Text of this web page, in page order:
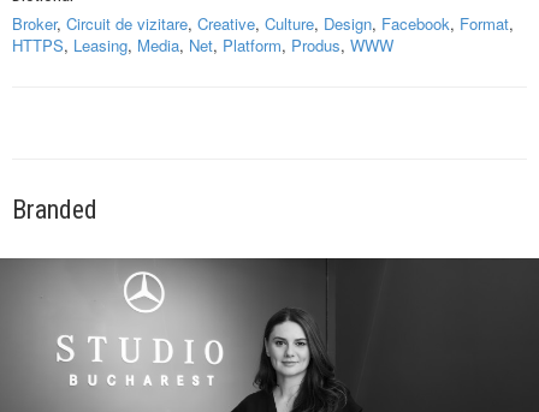
Broker, Circuit de vizitare, Creative, Culture, Design, Facebook, Format,
HTTPS, Leasing, Media, Net, Platform, Produs, WWW
Branded